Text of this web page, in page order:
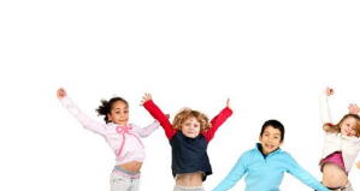
SERVEIS
INFANTS
Larger
Image